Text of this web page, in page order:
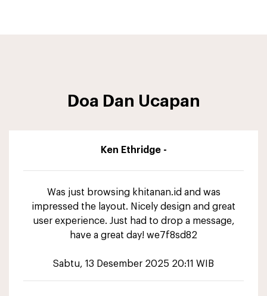
Doa Dan Ucapan
Ken Ethridge -
Was just browsing khitanan.id and was
impressed the layout. Nicely design and great
user experience. Just had to drop a message,
have a great day! we7f8sd82
Sabtu, 13 Desember 2025 20:11 WIB